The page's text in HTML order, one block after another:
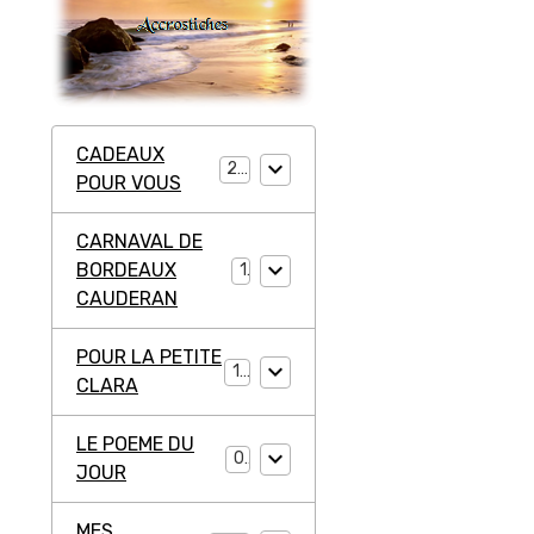
CADEAUX
POUR VOUS
20
CARNAVAL DE
BORDEAUX
CAUDERAN
1
POUR LA PETITE
CLARA
11
LE POEME DU
JOUR
0